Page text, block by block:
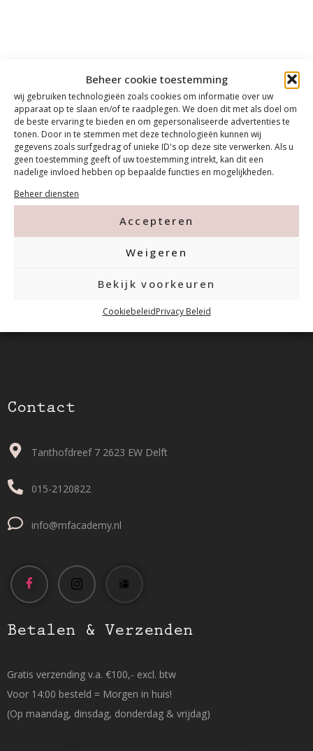
Beheer cookie toestemming
wij gebruiken technologieën zoals cookies om informatie over uw
apparaat op te slaan en/of te raadplegen. We doen dit met als doel om
de beste ervaring te bieden en om gepersonaliseerde advertenties te
tonen. Door in te stemmen met deze technologieën kunnen wij
gegevens zoals surfgedrag of unieke ID's op deze site verwerken. Als u
geen toestemming geeft of uw toestemming intrekt, kan dit een
nadelige invloed hebben op bepaalde functies en mogelijkheden.
Beheer diensten
Accepteren
Weigeren
Bekijk voorkeuren
CookiebeleidPrivacy Beleid
Contact
Tanthofdreef 7 2623 EW Delft
015-2120822
info@mfacademy.nl
Betalen & Verzenden
Gratis verzending v.a. €100,- excl. btw
Voor 14:00 besteld = Morgen in huis!
(Op maandag, dinsdag, donderdag & vrijdag)